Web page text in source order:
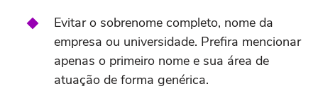
Evitar o sobrenome completo, nome da
empresa ou universidade. Prefira mencionar
apenas o primeiro nome e sua área de
atuação de forma genérica.